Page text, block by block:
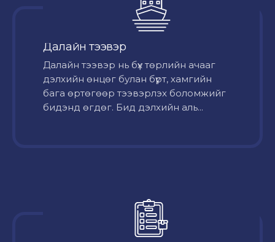
Далайн тээвэр
Далайн тээвэр нь бүх төрлийн ачааг
дэлхийн өнцөг булан бүрт, хамгийн
бага өртөгөөр тээвэрлэх боломжийг
бидэнд өгдөг. Бид дэлхийн аль...